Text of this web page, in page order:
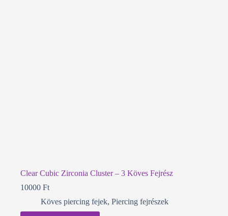
Clear Cubic Zirconia Cluster – 3 Köves Fejrész
10000 Ft
Köves piercing fejek, Piercing fejrészek